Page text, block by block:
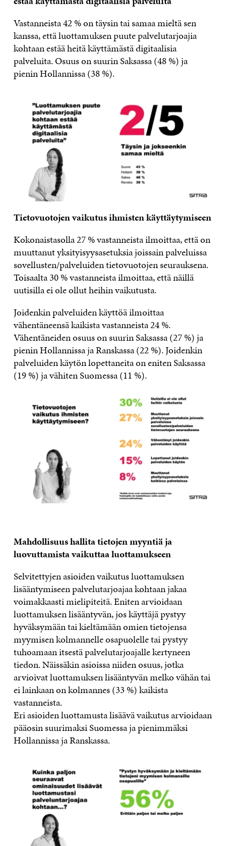
Vastanneista 42 % on täysin tai samaa mieltä sen
kanssa, että luottamuksen puute palvelutarjoajia
kohtaan estää heitä käyttämästä digitaalisia
palveluita. Osuus on suurin Saksassa (48 %) ja
pienin Hollannissa (38 %).
Tietovuotojen vaikutus ihmisten käyttäytymiseen
Kokonaistasolla 27 % vastanneista ilmoittaa, että on
muuttanut yksityisyysasetuksia joissain palveluissa
sovellusten/palveluiden tietovuotojen seurauksena.
Toisaalta 30 % vastanneista ilmoittaa, että näillä
uutisilla ei ole ollut heihin vaikutusta.
Joidenkin palveluiden käyttöä ilmoittaa
vähentäneensä kaikista vastanneista 24 %.
Vähentäneiden osuus on suurin Saksassa (27 %) ja
pienin Hollannissa ja Ranskassa (22 %). Joidenkin
palveluiden käytön lopettaneita on eniten Saksassa
(19 %) ja vähiten Suomessa (11 %).
Mahdollisuus hallita tietojen myyntiä ja
luovuttamista vaikuttaa luottamukseen
Selvitettyjen asioiden vaikutus luottamuksen
lisääntymiseen palvelutarjoajaa kohtaan jakaa
voimakkaasti mielipiteitä. Eniten arvioidaan
luottamuksen lisääntyvän, jos käyttäjä pystyy
hyväksymään tai kieltämään omien tietojensa
myymisen kolmannelle osapuolelle tai pystyy
tuhoamaan itsestä palvelutarjoajalle kertyneen
tiedon. Näissäkin asioissa niiden osuus, jotka
arvioivat luottamuksen lisääntyvän melko vähän tai
ei lainkaan on kolmannes (33 %) kaikista
vastanneista.
Eri asioiden luottamusta lisäävä vaikutus arvioidaan
pääosin suurimaksi Suomessa ja pienimmäksi
Hollannissa ja Ranskassa.